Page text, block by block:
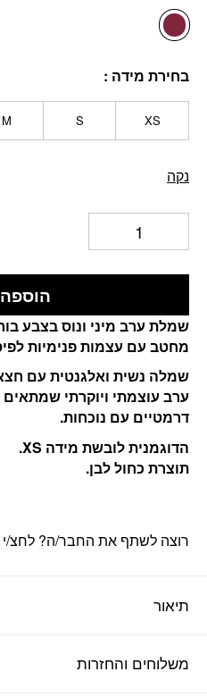
בחירת מידה
XS
S
M
נקה
שמלת ערב מיני ונוס בצבע
מחטב עם עצמות פנימיות
ערב עוצמתי ויוקרתי שמתאים
דרמטיים עם נוכחות.
הדוגמנית לובשת מידה XS.
תוצרת כחול לבן.
תיאור
משלוחים והחזרות
רוצה לשתף את החבר/ה? לחצ/י